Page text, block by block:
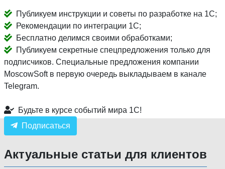
Публикуем инструкции и советы по разработке на 1С;
Рекомендации по интеграции 1С;
Бесплатно делимся своими обработками;
Публикуем секретные спецпредложения только для
подписчиков. Специальные предложения компании
MoscowSoft в первую очередь выкладываем в канале
Telegram.
Будьте в курсе событий мира 1С!
Подписаться
Актуальные статьи для клиентов